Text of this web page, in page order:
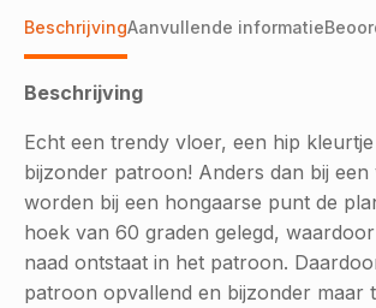
BeschrijvingAanvullende informatie
Beschrijving
Echt een trendy vloer, een hip
bijzonder patroon! Anders dan bij een
worden bij een hongaarse punt de
hoek van 60 graden gelegd,
naad ontstaat in het patroon.
patroon opvallend en bijzonder maar